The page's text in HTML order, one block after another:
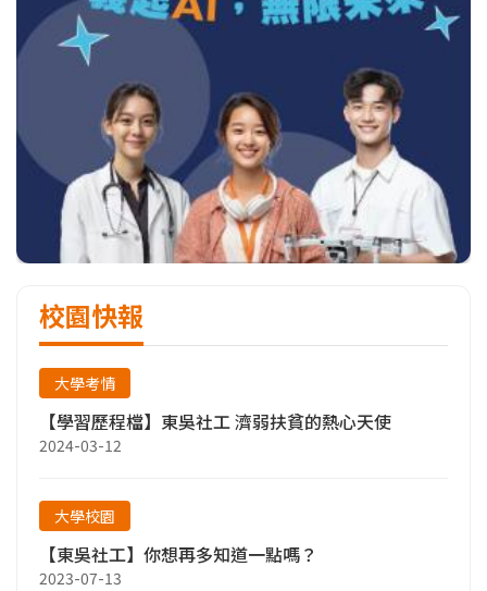
校園快報
大學考情
【學習歷程檔】東吳社工 濟弱扶貧的熱心天使
2024-03-12
大學校園
【東吳社工】你想再多知道一點嗎？
2023-07-13